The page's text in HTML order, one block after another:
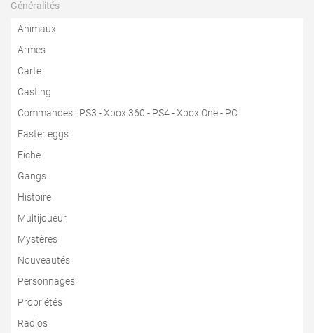
Généralités
Animaux
Armes
Carte
Casting
Commandes : PS3 -Xbox 360 - PS4-Xbox One- PC
Easter eggs
Fiche
Gangs
Histoire
Multijoueur
Mystères
Nouveautés
Personnages
Propriétés
Radios